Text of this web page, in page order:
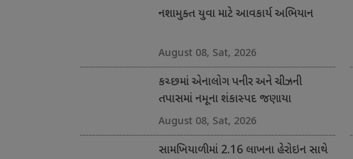
નશામુક્ત યુવા માટે આવકાર્ય અભિયાન
August 08, Sat, 2026
કચ્છમાં એનાલોગ પનીર અને ચીઝની
તપાસમાં નમૂના શંકાસ્પદ જણાયા
August 08, Sat, 2026
સામખિયાળીમાં 2.16 લાખના હેરોઇન સાથે